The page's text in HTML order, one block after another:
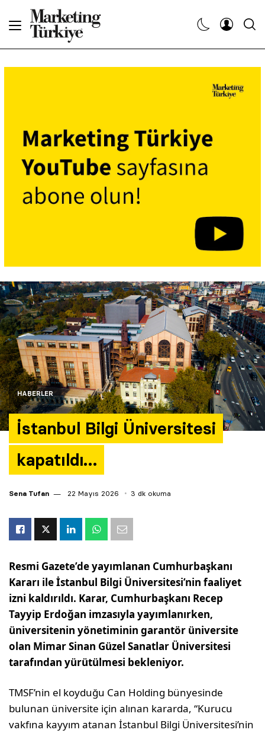
HABERLER
İstanbul Bilgi Üniversitesi
kapatıldı…
Sena Tufan 22 Mayıs 2026 3 dk okuma
Resmi Gazete’de yayımlanan Cumhurbaşkanı
Kararı ile İstanbul Bilgi Üniversitesi’nin faaliyet
izni kaldırıldı. Karar, Cumhurbaşkanı Recep
Tayyip Erdoğan imzasıyla yayımlanırken,
üniversitenin yönetiminin garantör üniversite
olan Mimar Sinan Güzel Sanatlar Üniversitesi
tarafından yürütülmesi bekleniyor.
TMSF’nin el koyduğu Can Holding bünyesinde
bulunan üniversite için alınan kararda, “Kurucu
vakfına kayyım atanan İstanbul Bilgi Üniversitesi’nin
Dergiler
Etkinlikler
Araştırma